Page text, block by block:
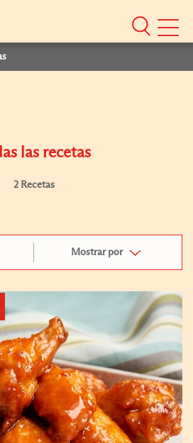
Mobile
Menu
las recetas
2 Recetas
Mostrar por